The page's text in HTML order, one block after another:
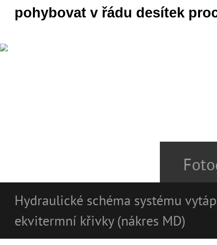
pohybovat v řádu desítek
Hydraulické schéma systému
ekvitermní křivky (nákres MD)